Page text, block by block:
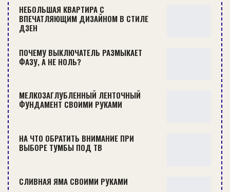
КАК ПОСТРОИТЬ ГОРКУ ИЗ СНЕГА ВО ДВОРЕ — ПОДРОБНАЯ…
НЕБОЛЬШАЯ КВАРТИРА С
ВПЕЧАТЛЯЮЩИМ ДИЗАЙНОМ В СТИЛЕ
ДЗЕН
ПОЧЕМУ ВЫКЛЮЧАТЕЛЬ РАЗМЫКАЕТ
ФАЗУ, А НЕ НОЛЬ?
МЕЛКОЗАГЛУБЛЕННЫЙ ЛЕНТОЧНЫЙ
ФУНДАМЕНТ СВОИМИ РУКАМИ
НА ЧТО ОБРАТИТЬ ВНИМАНИЕ ПРИ
ВЫБОРЕ ТУМБЫ ПОД ТВ
СЛИВНАЯ ЯМА СВОИМИ РУКАМИ